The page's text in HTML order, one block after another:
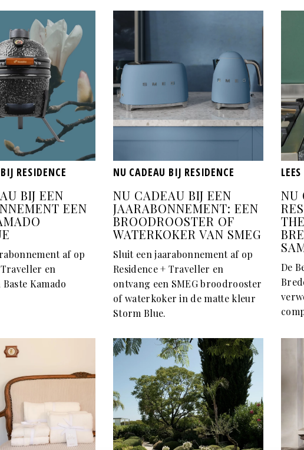
RESIDENCE
BIJ EEN
EEN
af op
en
Kamado
NU CADEAU BIJ RESIDENCE
NU CADEAU BIJ EEN
JAARABONNEMENT: EEN
BROODROOSTER OF
WATERKOKER VAN SMEG
Sluit een jaarabonnement af op
Residence + Traveller en
ontvang een SMEG broodrooster
of waterkoker in de matte kleur
Storm Blue.
NU
De